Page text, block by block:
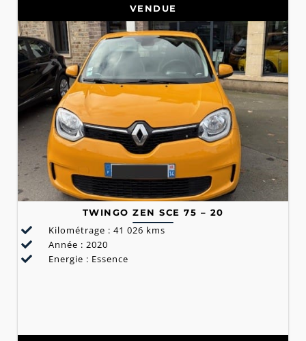
VENDUE
TWINGO ZEN SCE 75 – 20
Kilométrage : 41 026 kms
Année : 2020
Energie : Essence